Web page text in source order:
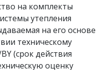
на комплекты
утепления
на его основе
техническому
(срок действия
оценку